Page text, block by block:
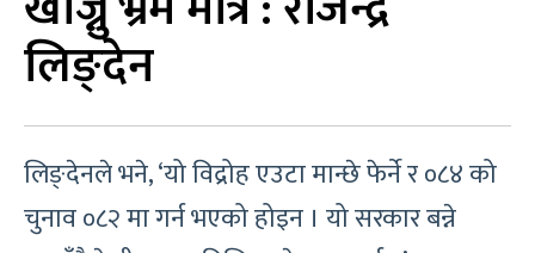
लिङ्देन
लिङ्देनले भने, ‘यो विद्रोह एउटा मान्छे फेर्ने र ०८४ को
चुनाव ०८२ मा गर्न भएको होइन । यो सरकार बन्ने